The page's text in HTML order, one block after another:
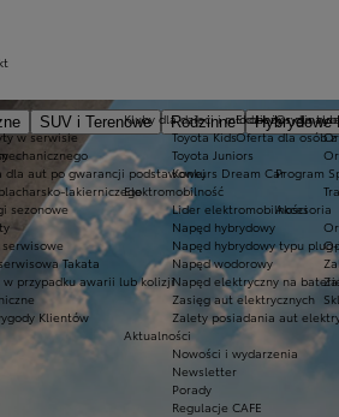
SUV i Terenowe Rodzinne Hybrydowe
Ekobonus dla
Oferta dla osób
Kluby dla dzieci i młodzieży
Toyota Kids
Toyota Juniors
Konkurs Dream Car
Elektromobilność
Lider elektromobilności
Napęd hybrydowy
Napęd hybrydowy typu
Napęd wodorowy
Napęd elektryczny na
Zasięg aut elektrycznych
Zalety posiadania aut
Aktualności
Nowości i wydarzenia
Newsletter
Porady
Regulacje CAFE
w serwisie
dla aut po gwarancji podstawowej
lakierniczego
sezonowe
serwisowe
Takata
w przypadku awarii lub kolizji
Klientów
Program
Akcesoria